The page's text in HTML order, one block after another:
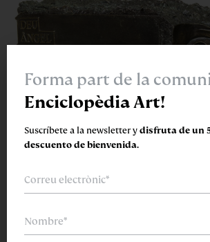
Forma part de la
Enciclopèdia Art!
Suscríbete a la newsletter ydisfruta de un
descuento de bienvenida.